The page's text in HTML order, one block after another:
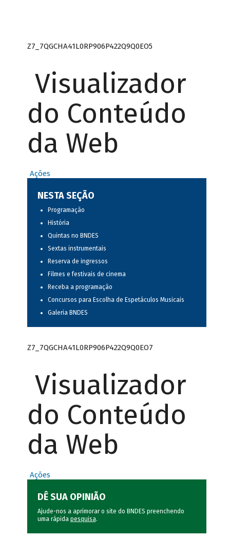
Z7_7QGCHA41L0RP906P422Q9Q0EO5
Visualizador
do Conteúdo
da Web
Ações
NESTA SEÇÃO
Programação
História
Quintas no BNDES
Sextas instrumentais
Reserva de ingressos
Filmes e festivais de cinema
Receba a programação
Concursos para Escolha de Espetáculos Musicais
Galeria BNDES
Z7_7QGCHA41L0RP906P422Q9Q0EO7
Visualizador
do Conteúdo
da Web
Ações
DÊ SUA OPINIÃO
Ajude-nos a aprimorar o site do BNDES preenchendo
uma rápida pesquisa.